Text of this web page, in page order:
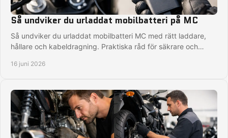
Så undviker du urladdat mobilbatteri på MC
Så undviker du urladdat mobilbatteri MC med rätt laddare,
hållare och kabeldragning. Praktiska råd för säkrare och
16 juni 2026